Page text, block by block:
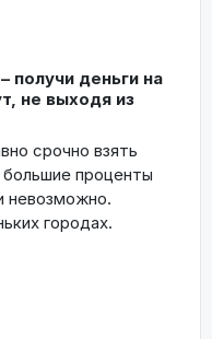
получи деньги на
не выходя из
срочно взять
проценты
невозможно.
городах.